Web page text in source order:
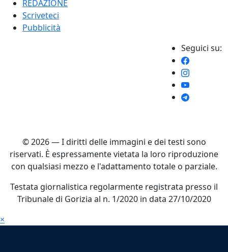
REDAZIONE
Scriveteci
Pubblicità
Seguici su:
© 2026 — I diritti delle immagini e dei testi sono
riservati. È espressamente vietata la loro riproduzione
con qualsiasi mezzo e l'adattamento totale o parziale.
Testata giornalistica regolarmente registrata presso il
Tribunale di Gorizia al n. 1/2020 in data 27/10/2020
×